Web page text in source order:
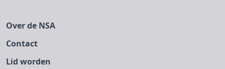
Over de NSA
Contact
Lid worden